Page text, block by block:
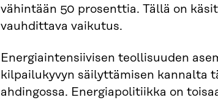
vähintään 50 prosenttia. Tällä on
vauhdittava vaikutus.
Energiaintensiivisen teollisuuden
kilpailukyvyn säilyttämisen kannalta
ahdingossa. Energiapolitiikka on